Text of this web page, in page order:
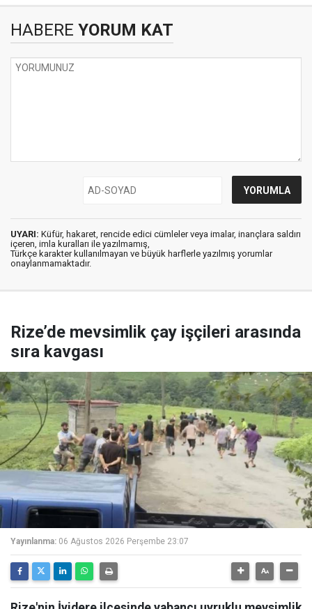
HABERE YORUM KAT
UYARI: Küfür, hakaret, rencide edici cümleler veya imalar, inançlara saldırı
içeren, imla kuralları ile yazılmamış,
Türkçe karakter kullanılmayan ve büyük harflerle yazılmış yorumlar
onaylanmamaktadır.
Rize’de mevsimlik çay işçileri arasında
sıra kavgası
Yayınlanma: 06 Ağustos 2026 Perşembe 23:07